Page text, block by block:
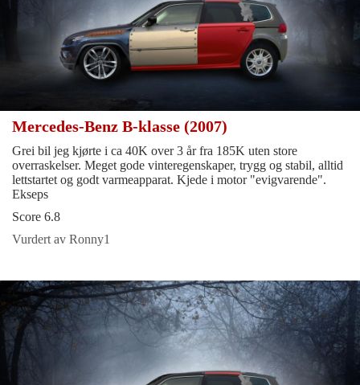
Mercedes-Benz B-klasse (2007)
Grei bil jeg kjørte i ca 40K over 3 år fra 185K uten store
overraskelser. Meget gode vinteregenskaper, trygg og stabil, alltid
lettstartet og godt varmeapparat. Kjede i motor "evigvarende".
Ekseps
Score 6.8
Vurdert av Ronny1